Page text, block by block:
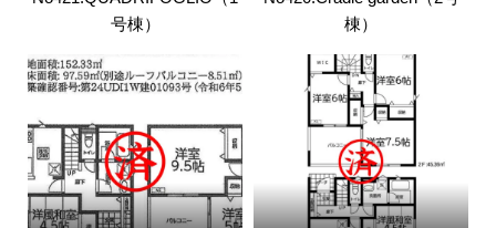
号棟）
棟）